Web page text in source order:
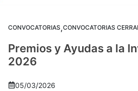
CONVOCATORIAS,CONVOCATORIAS
Premios y Ayudas a la
2026
05/03/2026